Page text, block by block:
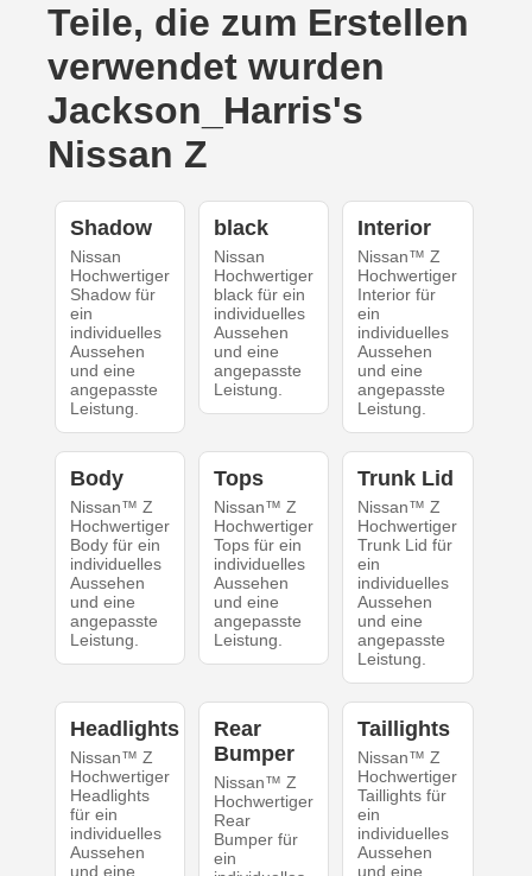
Teile, die zum Erstellen
verwendet wurden
Jackson_Harris's
Nissan Z
Shadow
Nissan
Hochwertiger
Shadow für
ein
individuelles
Aussehen
und eine
angepasste
Leistung.
black
Nissan
Hochwertiger
black für ein
individuelles
Aussehen
und eine
angepasste
Leistung.
Interior
Nissan™ Z
Hochwertiger
Interior für
ein
individuelles
Aussehen
und eine
angepasste
Leistung.
Body
Nissan™ Z
Hochwertiger
Body für ein
individuelles
Aussehen
und eine
angepasste
Leistung.
Tops
Nissan™ Z
Hochwertiger
Tops für ein
individuelles
Aussehen
und eine
angepasste
Leistung.
Trunk Lid
Nissan™ Z
Hochwertiger
Trunk Lid für
ein
individuelles
Aussehen
und eine
angepasste
Leistung.
Headlights
Nissan™ Z
Hochwertiger
Headlights
für ein
individuelles
Aussehen
und eine
Rear
Bumper
Nissan™ Z
Hochwertiger
Rear
Bumper für
ein
Taillights
Nissan™ Z
Hochwertiger
Taillights für
ein
individuelles
Aussehen
und eine